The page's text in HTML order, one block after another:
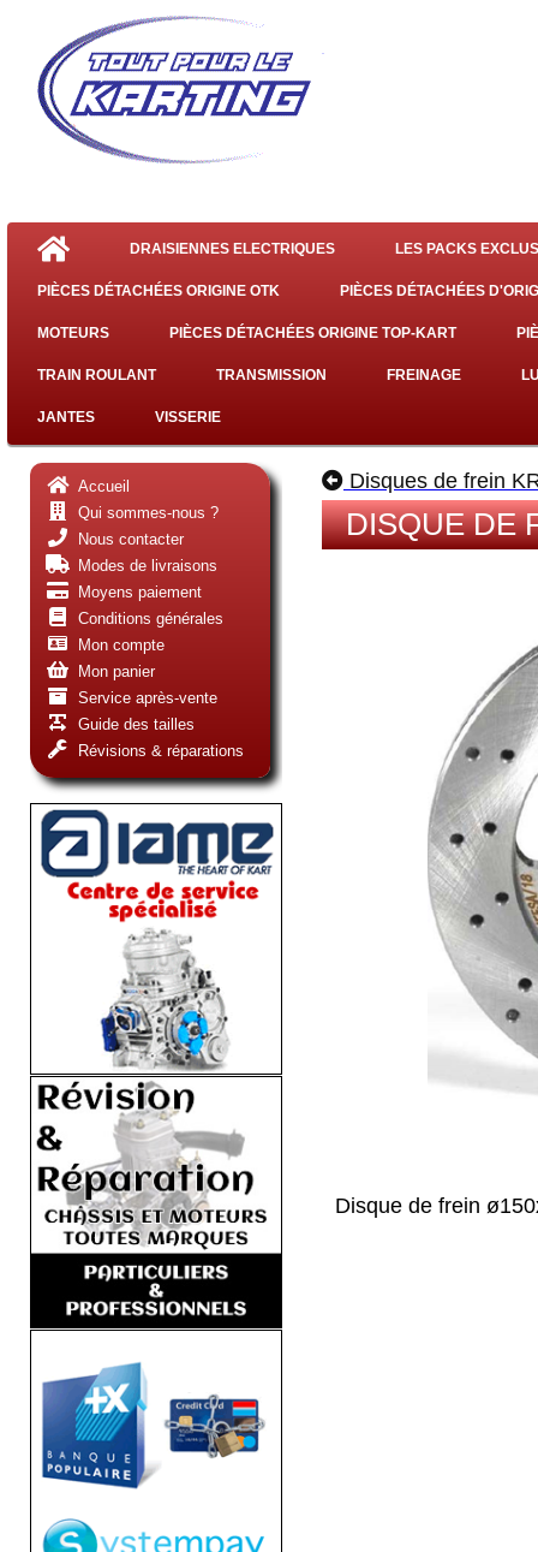
DRAISIENNES ELECTRIQUES LES PACKS
PIÈCES DÉTACHÉES ORIGINE OTK PIÈCES DÉTACHÉES
MOTEURS PIÈCES DÉTACHÉES ORIGINE TOP-KART
TRAIN ROULANT TRANSMISSION FREINAGE
JANTES VISSERIE
Accueil
Qui sommes-nous ?
Nous contacter
Modes de livraisons
Moyens paiement
Conditions générales
Mon compte
Mon panier
Service après-vente
Guide des tailles
Révisions & réparations
Disques de frein
DISQUE DE
Disque de frein